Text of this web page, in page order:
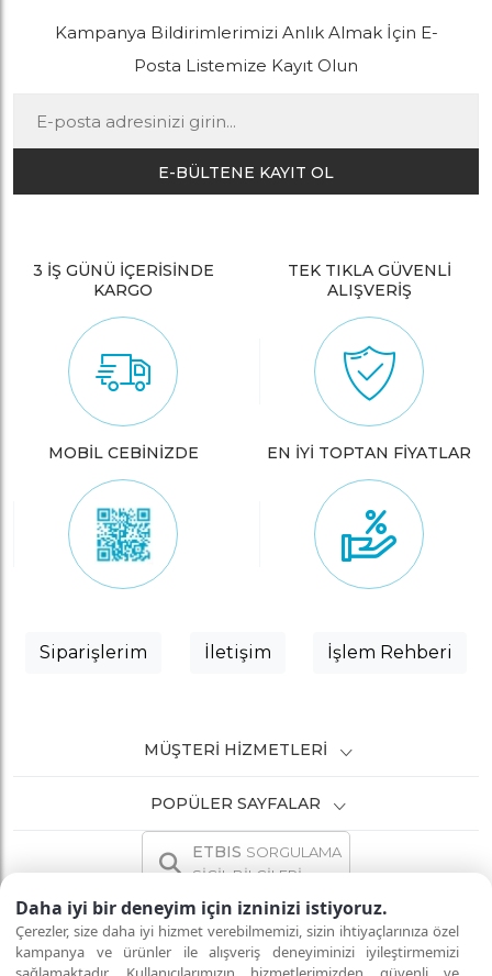
Daha iyi bir deneyim için izninizi istiyoruz.
Çerezler, size daha iyi hizmet verebilmemizi, sizin ihtiyaçlarınıza özel
kampanya ve ürünler ile alışveriş deneyiminizi iyileştirmemizi
Kampanya Bildirimlerimizi Anlık Almak İçin E-
Posta Listemize Kayıt Olun
E-BÜLTENE KAYIT OL
3 İŞ GÜNÜ İÇERİSİNDE
KARGO
TEK TIKLA GÜVENLİ
ALIŞVERİŞ
MOBİL CEBİNİZDE EN İYİ TOPTAN FİYATLAR
Siparişlerim İletişim İşlem Rehberi
MÜŞTERI HIZMETLERI
POPÜLER SAYFALAR
ETBIS SORGULAMA
SİCİL BİLGİLERİ